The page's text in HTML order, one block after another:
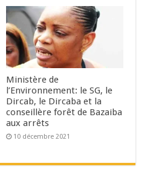
Ministère de
l’Environnement: le SG, le
Dircab, le Dircaba et la
conseillère forêt de Bazaiba
aux arrêts
10 décembre 2021